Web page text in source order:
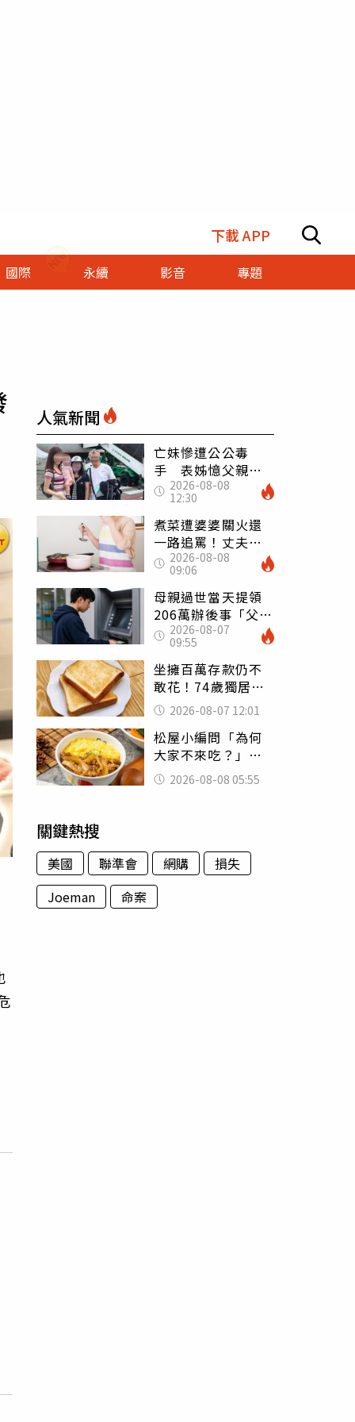
下載 APP
國際 永續 影音 專題
人氣新聞
亡妹慘遭公公毒
手 表姊憶父親節
前夕：小舅舅仍到
殯儀館陪她說話
2026-08-08
12:30
煮菜遭婆婆關火還
一路追罵！丈夫勸
別計較「媽媽老
了」 人妻超崩
潰：我像台傭
2026-08-08
09:06
母親過世當天提領
206萬辦後事「父子
遭判刑」 律師：
搶錢先下手是罪
2026-08-07
09:55
坐擁百萬存款仍不
敢花！74歲獨居翁
「1餐只吃1片吐
司」 半年後暴瘦
嚇壞女兒
2026-08-07 12:01
松屋小編問「為何
大家不來吃？」
一票人點出3大問
題：滿手好牌打到
2026-08-08 05:55
關鍵熱搜
美國 聯準會 網購
損失
Joeman
命案